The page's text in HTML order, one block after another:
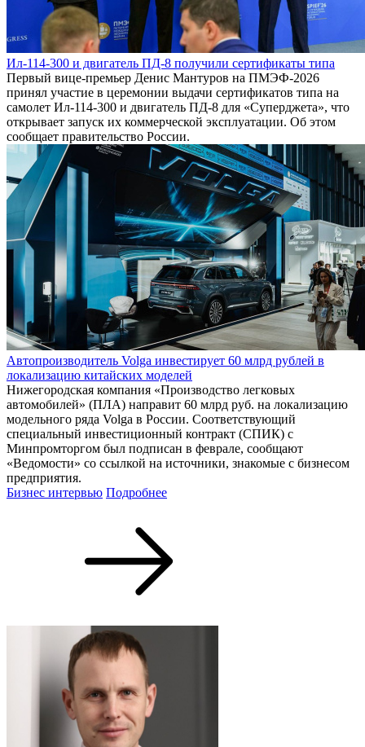
Ил-114-300 и двигатель ПД-8 получили сертификаты типа
Первый вице-премьер Денис Мантуров на ПМЭФ-2026
принял участие в церемонии выдачи сертификатов типа на
самолет Ил-114-300 и двигатель ПД-8 для «Суперджета», что
открывает запуск их коммерческой эксплуатации. Об этом
сообщает правительство России.
Автопроизводитель Volga инвестирует 60 млрд рублей в
локализацию китайских моделей
Нижегородская компания «Производство легковых
автомобилей» (ПЛА) направит 60 млрд руб. на локализацию
модельного ряда Volga в России. Соответствующий
специальный инвестиционный контракт (СПИК) с
Минпромторгом был подписан в феврале, сообщают
«Ведомости» со ссылкой на источники, знакомые с бизнесом
предприятия.
Бизнес интервью Подробнее